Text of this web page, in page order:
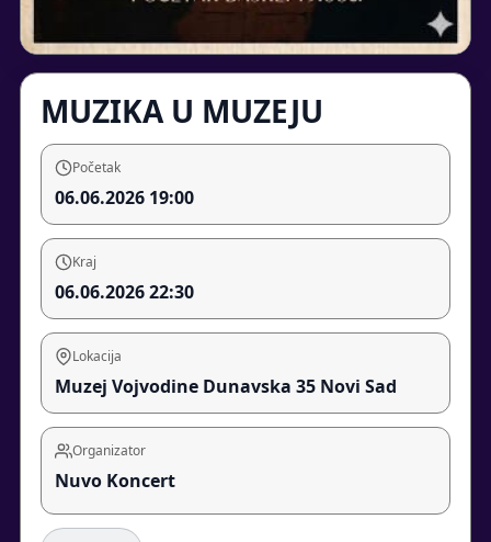
MUZIKA U MUZEJU
Početak
06.06.2026 19:00
Kraj
06.06.2026 22:30
Lokacija
Muzej Vojvodine Dunavska 35 Novi Sad
Organizator
Nuvo Koncert